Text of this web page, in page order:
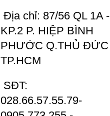
Địa chỉ: 87/56 QL 1A -
KP.2 P. HIỆP BÌNH
PHƯỚC Q.THỦ ĐỨC
TP.HCM
SĐT:
028.66.57.55.79-